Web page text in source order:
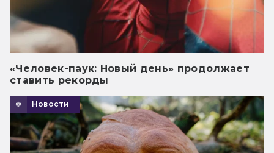
«Человек-паук: Новый день» продолжает
ставить рекорды
Новости